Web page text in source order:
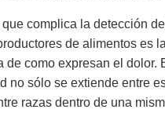
que complica la detección
de alimentos es
de como expresan el dolor.
no sólo se extiende entre
razas dentro de una